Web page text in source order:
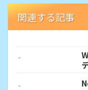
関連する記事